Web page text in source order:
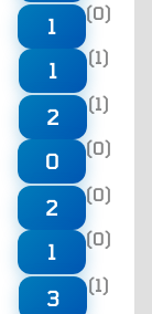
1
(0)
1
(1)
2
(1)
0
(0)
2
(0)
1
(0)
3
(1)